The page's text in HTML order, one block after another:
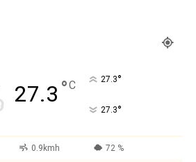
27.3 °C 27.3°
27.3°
0.9kmh 72 %